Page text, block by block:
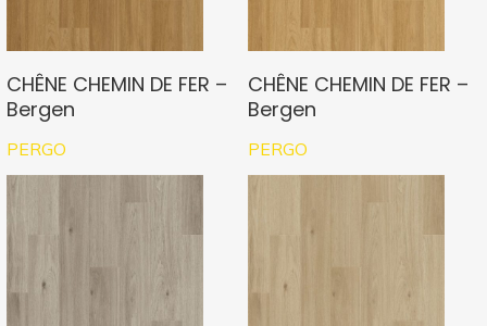
CHÊNE CHEMIN DE FER –
Bergen
PERGO
CHÊNE CHEMIN DE FER –
Bergen
PERGO